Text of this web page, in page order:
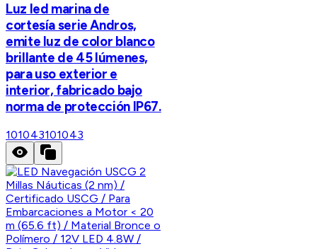
Luz led marina de
cortesía serie Andros,
emite luz de color blanco
brillante de 45 lúmenes,
para uso exterior e
interior, fabricado bajo
norma de protección IP67.
101043101043